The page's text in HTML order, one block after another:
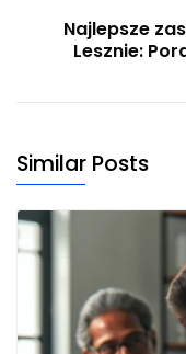
Najlepsze
Lesznie:
Similar Posts